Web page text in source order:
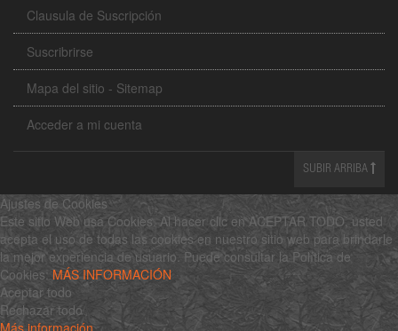
Clausula de Suscripción
Suscribrirse
Mapa del sitio - Sitemap
Acceder a mi cuenta
SUBIR ARRIBA
Ajustes de Cookies
Este sitio Web usa Cookies. Al hacer clic en ACEPTAR TODO, usted
acepta el uso de todas las cookies en nuestro sitio web para brindarle
la mejor experiencia de usuario. Puede consultar la Política de
Cookies:MÁS INFORMACIÓN
Aceptar todo
Rechazar todo